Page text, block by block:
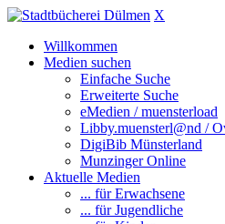
X
Willkommen
Medien suchen
Einfache Suche
Erweiterte Suche
eMedien / muensterload
Libby.muensterl@nd /
DigiBib Münsterland
Munzinger Online
Aktuelle Medien
... für Erwachsene
... für Jugendliche